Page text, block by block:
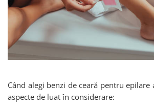
Când alegi benzi de ceară pentru epilare
aspecte de luat în considerare: